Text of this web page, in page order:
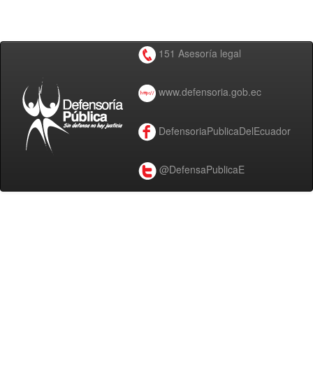
151 Asesoría legal
www.defensoria.gob.ec
DefensoriaPublicaDelEcuador
@DefensaPublicaE